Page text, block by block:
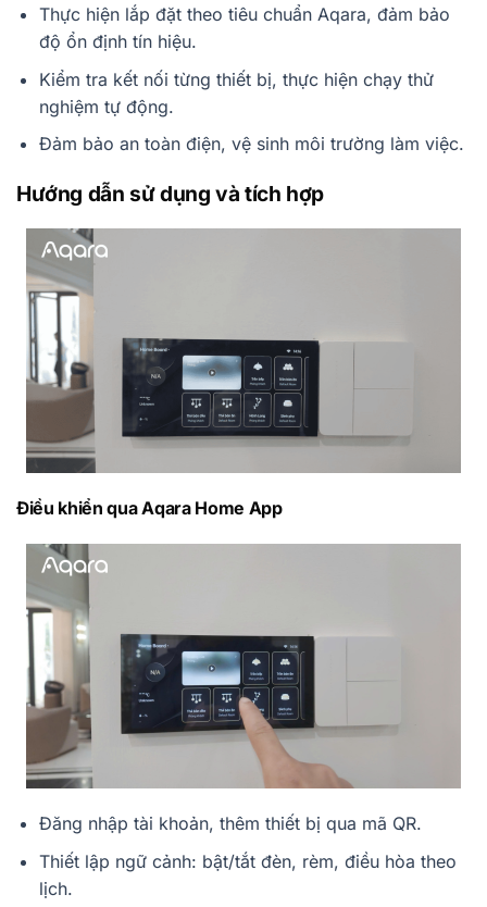
Thực hiện lắp đặt theo tiêu chuẩn Aqara, đảm bảo
độ ổn định tín hiệu.
Kiểm tra kết nối từng thiết bị, thực hiện chạy thử
nghiệm tự động.
Đảm bảo an toàn điện, vệ sinh môi trường làm việc.
Hướng dẫn sử dụng và tích hợp
Điều khiển qua Aqara Home App
Đăng nhập tài khoản, thêm thiết bị qua mã QR.
Thiết lập ngữ cảnh: bật/tắt đèn, rèm, điều hòa theo
lịch.